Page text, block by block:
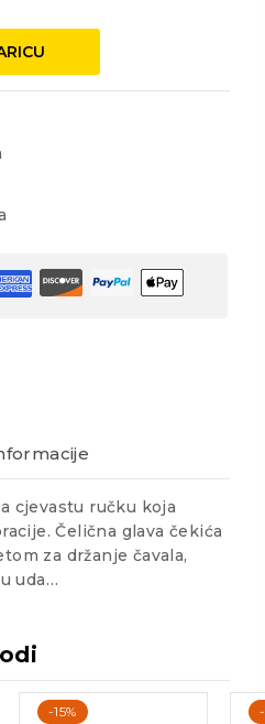
cjevastu ručku koja
Čelična glava čekića
za držanje čavala,
uda…
-15%